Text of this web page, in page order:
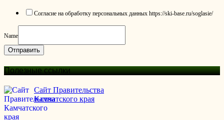
Согласие на обработку персональных данных https://ski-base.ru/soglasie/
Name
Отправить
Полезные ссылки
Сайт Правительства
Камчатского края